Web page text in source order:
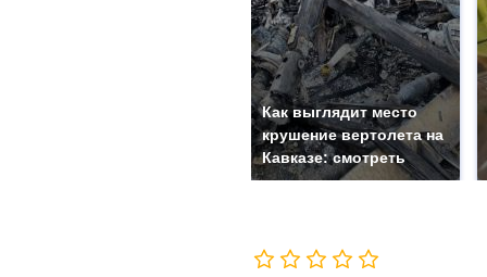
Как выглядит место
крушение вертолета на
Кавказе: смотреть